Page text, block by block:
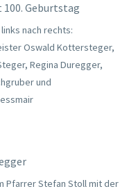
nach rechts:
Oswald Kottersteger,
Regina Duregger,
und
Pfarrer Stefan Stoll mit der